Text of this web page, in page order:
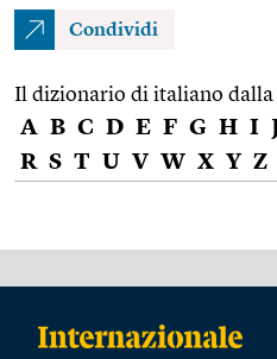
Condividi
Il dizionario di italiano dalla
A B C D E F G H I
R S T U V W X Y Z